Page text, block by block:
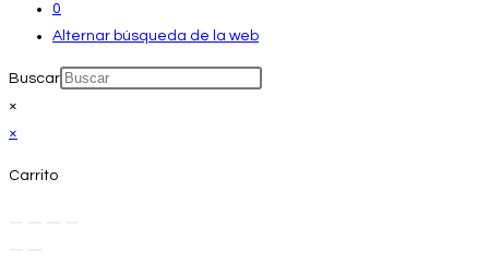
0
Alternar búsqueda de la web
Buscar
×
×
Carrito